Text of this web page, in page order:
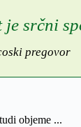
je srčni
pregovor
objeme ...